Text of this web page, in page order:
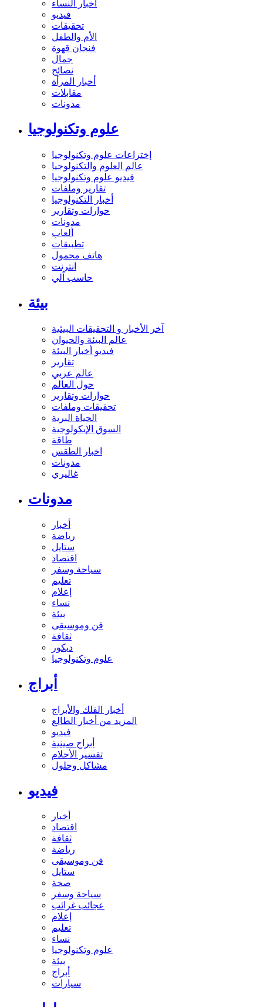
أخبار النساء
فيديو
تحقيقات
الأم والطفل
فنجان قهوة
جمال
نصائح
أخبار المرأة
مقابلات
مدونات
علوم وتكنولوجيا
إختراعات علوم وتكنولوجيا
عالم العلوم والتكنولوجيا
فيديو علوم وتكنولوجيا
تقارير وملفات
أخبار التكنولوجيا
حوارات وتقارير
مدونات
ألعاب
تطبيقات
هاتف محمول
انترنت
حاسب آلي
بيئة
آخر الأخبار و التحقيقات البيئية
عالم البيئة والحيوان
فيديو أخبار البيئة
تقارير
عالم عربي
حول العالم
حوارات وتقارير
تحقيقات وملفات
الحياة البرية
السوق الإيكولوجية
طاقة
اخبار الطقس
مدونات
غاليري
مدونات
أخبار
رياضة
ستايل
اقتصاد
سياحة وسفر
تعليم
إعلام
نساء
بيئة
فن وموسيقى
ثقافة
ديكور
علوم وتكنولوجيا
أبراج
أخبار الفلك والأبراج
المزيد من أخبار الطالع
فيديو
أبراج صينية
تفسير الأحلام
مشاكل وحلول
فيديو
أخبار
اقتصاد
ثقافة
رياضة
فن وموسيقى
ستايل
صحة
سياحة وسفر
عجائب غرائب
إعلام
تعليم
نساء
علوم وتكنولوجيا
بيئة
أبراج
سيارات